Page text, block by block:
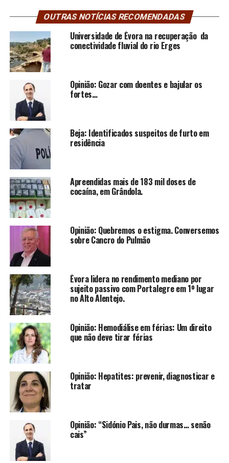
OUTRAS NOTÍCIAS RECOMENDADAS
Universidade de Évora na recuperação da
conectividade fluvial do rio Erges
Opinião: Gozar com doentes e bajular os
fortes…
Beja: Identificados suspeitos de furto em
residência
Apreendidas mais de 183 mil doses de
cocaína, em Grândola.
Opinião: Quebremos o estigma. Conversemos
sobre Cancro do Pulmão
Évora lidera no rendimento mediano por
sujeito passivo com Portalegre em 1º lugar
no Alto Alentejo.
Opinião: Hemodiálise em férias: Um direito
que não deve tirar férias
Opinião: Hepatites: prevenir, diagnosticar e
tratar
Opinião: “Sidónio Pais, não durmas… senão
cais”